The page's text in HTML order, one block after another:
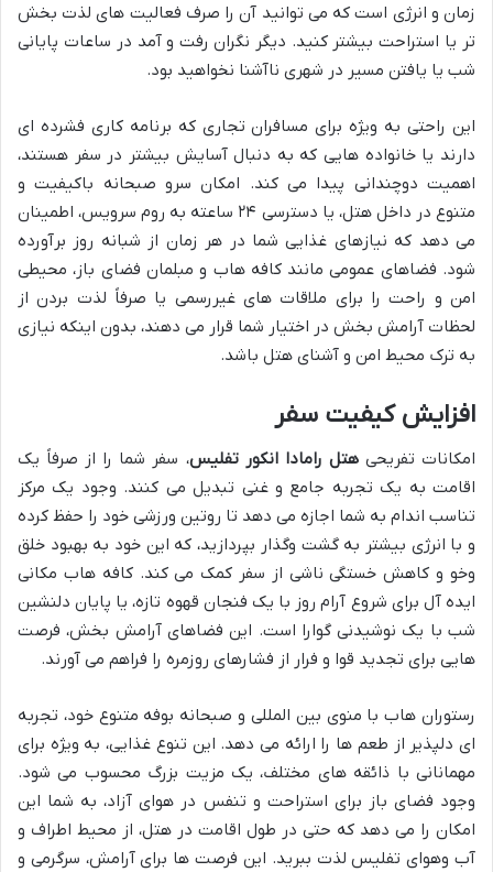
زمان و انرژی است که می توانید آن را صرف فعالیت های لذت بخش
تر یا استراحت بیشتر کنید. دیگر نگران رفت و آمد در ساعات پایانی
شب یا یافتن مسیر در شهری ناآشنا نخواهید بود.
این راحتی به ویژه برای مسافران تجاری که برنامه کاری فشرده ای
دارند یا خانواده هایی که به دنبال آسایش بیشتر در سفر هستند،
اهمیت دوچندانی پیدا می کند. امکان سرو صبحانه باکیفیت و
متنوع در داخل هتل، یا دسترسی ۲۴ ساعته به روم سرویس، اطمینان
می دهد که نیازهای غذایی شما در هر زمان از شبانه روز برآورده
شود. فضاهای عمومی مانند کافه هاب و مبلمان فضای باز، محیطی
امن و راحت را برای ملاقات های غیررسمی یا صرفاً لذت بردن از
لحظات آرامش بخش در اختیار شما قرار می دهند، بدون اینکه نیازی
به ترک محیط امن و آشنای هتل باشد.
افزایش کیفیت سفر
امکانات تفریحیهتل رامادا انکور تفلیس، سفر شما را از صرفاً یک
اقامت به یک تجربه جامع و غنی تبدیل می کنند. وجود یک مرکز
تناسب اندام به شما اجازه می دهد تا روتین ورزشی خود را حفظ کرده
و با انرژی بیشتر به گشت وگذار بپردازید، که این خود به بهبود خلق
وخو و کاهش خستگی ناشی از سفر کمک می کند. کافه هاب مکانی
ایده آل برای شروع آرام روز با یک فنجان قهوه تازه، یا پایان دلنشین
شب با یک نوشیدنی گوارا است. این فضاهای آرامش بخش، فرصت
هایی برای تجدید قوا و فرار از فشارهای روزمره را فراهم می آورند.
رستوران هاب با منوی بین المللی و صبحانه بوفه متنوع خود، تجربه
ای دلپذیر از طعم ها را ارائه می دهد. این تنوع غذایی، به ویژه برای
مهمانانی با ذائقه های مختلف، یک مزیت بزرگ محسوب می شود.
وجود فضای باز برای استراحت و تنفس در هوای آزاد، به شما این
امکان را می دهد که حتی در طول اقامت در هتل، از محیط اطراف و
آب وهوای تفلیس لذت ببرید. این فرصت ها برای آرامش، سرگرمی و